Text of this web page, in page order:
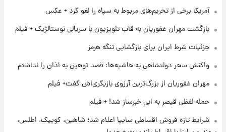
سود مشارکت چند درصد است؟
۱ روز پیش
زمان پخش «مرد سه هزار چهره» مشخص شد
کار استقلال و رامین رضاییان رسما تمام شد +
عکس / خداحافظی صمیمانه آبی ها با رامین!
آمریکا برخی از تحریم‌های مربوط به سپاه را لغو کرد + عکس
بازگشت مهران غفوریان به قاب تلویزیون با سریالی نوستالژیک + فیلم
جزئیات شرط ایران برای بازگشایی تنگه هرمز
واکنش سحر دولتشاهی به حاشیه‌ها: قصد توهین به اذان را نداشتم
مهران غفوریان از بزرگ‌ترین آرزوی بازیگری‌اش گفت+ فیلم
حمله لفظی قیصر به ابی خبرساز شد! + فیلم
شرایط تازه فروش اقساطی سایپا اعلام شد؛ شاهین، کوییک، اطلس،